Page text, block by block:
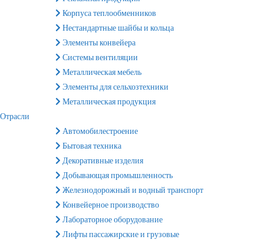
Корпуса теплообменников
Нестандартные шайбы и кольца
Элементы конвейера
Системы вентиляции
Металлическая мебель
Элементы для сельхозтехники
Металлическая продукция
Отрасли
Автомобилестроение
Бытовая техника
Декоративные изделия
Добывающая промышленность
Железнодорожный и водный транспорт
Конвейерное производство
Лабораторное оборудование
Лифты пассажирские и грузовые